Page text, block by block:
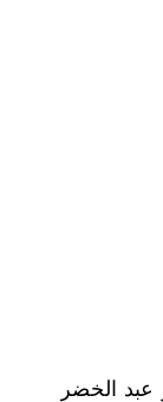
عبد الخضر